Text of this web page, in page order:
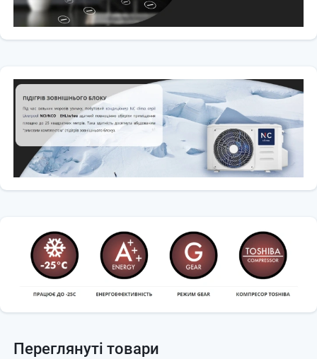
🏙️ Для клієнтів, яким потрібенпрофесійний монтаж кондиціонера
в Києві та Київській областівід Climat-Opt
Переглянуті товари